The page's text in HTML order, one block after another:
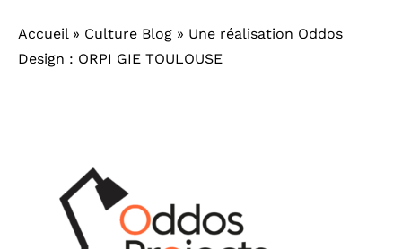
Outlet
Accueil» Culture Blog » Une réalisation Oddos
Design : ORPI GIE TOULOUSE